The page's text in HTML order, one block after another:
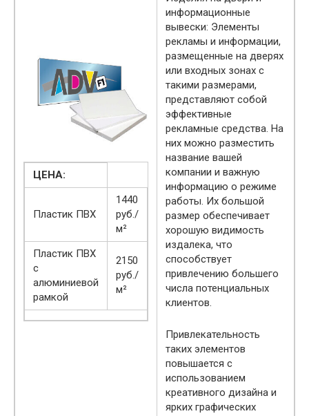
ЦЕНА:
Пластик ПВХ
1440
руб./
м²
Пластик ПВХ
с
алюминиевой
рамкой
2150
руб./
м²
информационные
вывески: Элементы
рекламы и информации,
размещенные на дверях
или входных зонах с
такими размерами,
представляют собой
эффективные
рекламные средства. На
них можно разместить
название вашей
компании и важную
информацию о режиме
работы. Их большой
размер обеспечивает
хорошую видимость
издалека, что
способствует
привлечению большего
числа потенциальных
клиентов.
Привлекательность
таких элементов
повышается с
использованием
креативного дизайна и
ярких графических